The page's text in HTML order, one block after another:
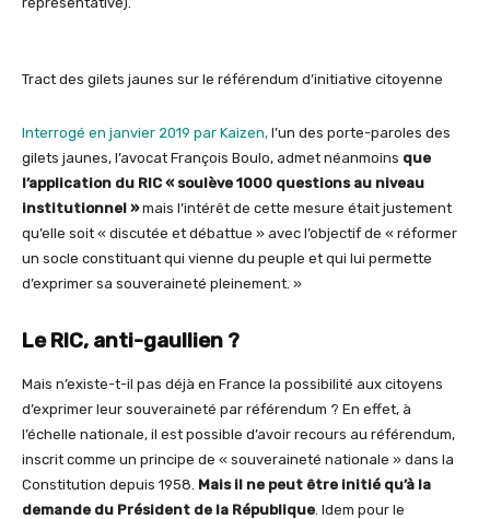
Tract des gilets jaunes sur le référendum d’initiative citoyenne
Interrogé en janvier 2019 par Kaizen, l’un des porte-paroles des
gilets jaunes, l’avocat François Boulo, admet néanmoins que
l’application du RIC « soulève 1000 questions au niveau
institutionnel »mais l’intérêt de cette mesure était justement
qu’elle soit « discutée et débattue » avec l’objectif de « réformer
un socle constituant qui vienne du peuple et qui lui permette
d’exprimer sa souveraineté pleinement. »
Le RIC, anti-gaullien ?
Mais n’existe-t-il pas déjà en France la possibilité aux citoyens
d’exprimer leur souveraineté par référendum ? En effet, à
l’échelle nationale, il est possible d’avoir recours au référendum,
inscrit comme un principe de « souveraineté nationale » dans la
Constitution depuis 1958. Mais il ne peut être initié qu’à la
demande du Président de la République . Idem pour le